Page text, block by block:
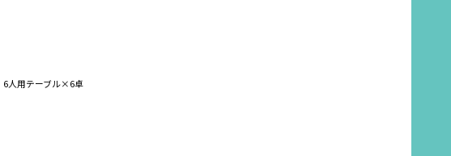
6人用テーブル×6卓